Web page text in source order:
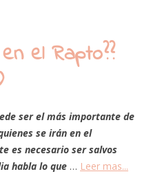
el Rapto??
ser el más importante de
se irán en el
es necesario ser salvos
habla lo que … Leer mas...